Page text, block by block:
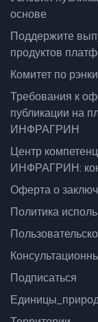
основе
Поддержите
продуктов
Комитет по
Требования к
публикации на
ИНФРАГРИН
Центр
ИНФРАГРИН:
Оферта о
Политика
Подписаться